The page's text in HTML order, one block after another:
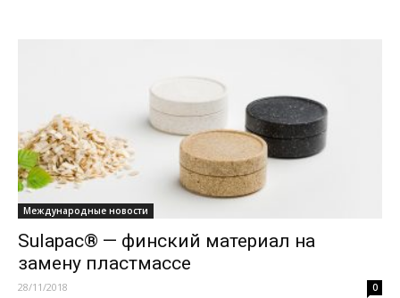
Международные новости
Sulapac® — финский материал на
замену пластмассе
28/11/2018 0